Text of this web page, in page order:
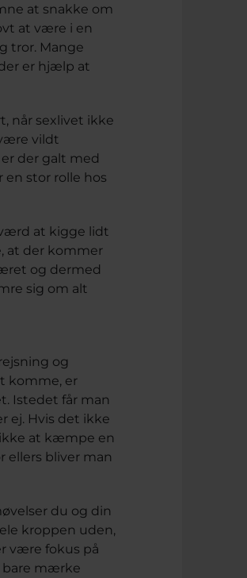
at snakke om
at være i en
tror. Mange
er hjælp at
når sexlivet ikke
vildt
der galt med
stor rolle hos
at kigge lidt
at der kommer
og dermed
sig om alt
og
komme, er
Istedet får man
ej. Hvis det ikke
at kæmpe en
ellers bliver man
du og din
kroppen uden,
være fokus på
bare mærke